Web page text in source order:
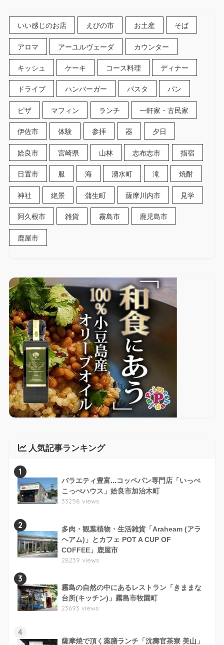
いい感じのお店 えびの市 お土産 そば
アロマ アーユルヴェーダ カウンター
キッシュ ケーキ コース料理 ディナー
ドライブ ハンバーガー パスタ パン
ピザ マフィン ランチ 一軒家・古民家
伊佐市 体験 参拝 器 夕日
姶良市 宮崎県 山林 志布志市 指宿
日置市 服 海 湧水町 滝 焼酎
神社 絶景 蒲生町 薩摩川内市 見学
阿久根市 雑貨 霧島市 鹿児島市
鹿屋市
人気記事ランキング
1
バラエティ豊富...コッペパン専門店「いっぺ
こっぺハウス」姶良市加治木町
33258 views
2
多肉・観葉植物・生活雑貨「Araheam (アラ
ヘアム)」とカフェ POT A CUP OF
COFFEE」鹿屋市
28239 views
3
霧島の自然の中にあるレストラン「きままな
台所(キッチン)」霧島市牧園町
23693 views
4
薩摩焼で頂く薬膳ランチ「沈壽官茶寮 美山」